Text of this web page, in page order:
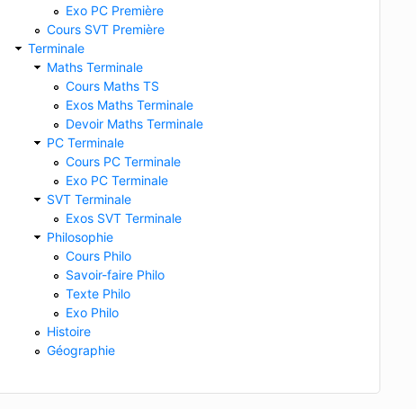
Exo PC Première
Cours SVT Première
Terminale
Maths Terminale
Cours Maths TS
Exos Maths Terminale
Devoir Maths Terminale
PC Terminale
Cours PC Terminale
Exo PC Terminale
SVT Terminale
Exos SVT Terminale
Philosophie
Cours Philo
Savoir-faire Philo
Texte Philo
Exo Philo
Histoire
Géographie